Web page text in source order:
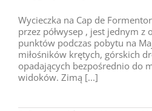
Wycieczka na Cap de
przez półwysep , jest jednym z
punktów podczas pobytu na
miłośników krętych, górskich
opadających bezpośrednio do
widoków. Zimą [...]